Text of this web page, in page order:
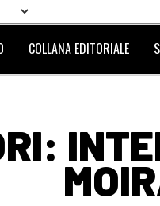
COLLANA EDITORIALE